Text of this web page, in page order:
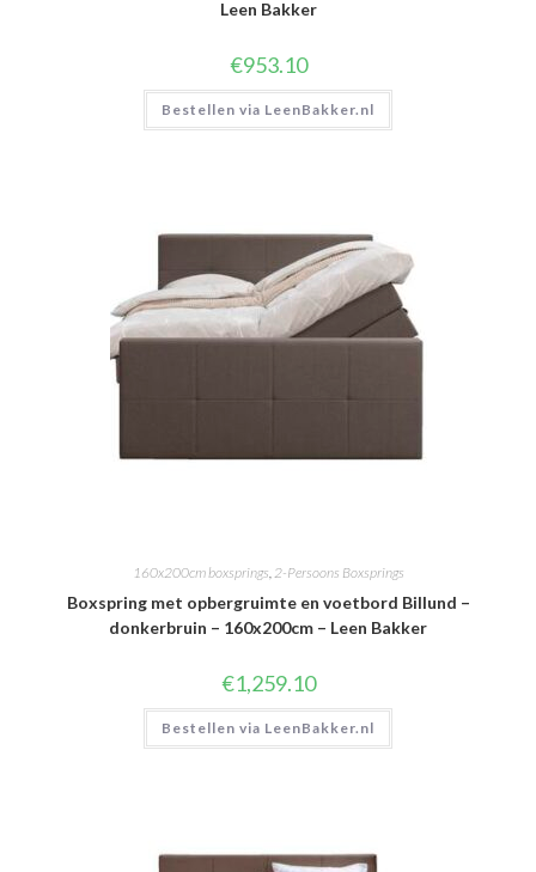
Leen Bakker
€953.10
Bestellen via LeenBakker.nl
160x200cm boxsprings 2-Persoons Boxsprings
Boxspring met opbergruimte en voetbord Billund –
donkerbruin – 160x200cm – Leen Bakker
€1,259.10
Bestellen via LeenBakker.nl